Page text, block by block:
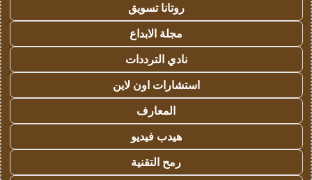
روتانا تسويق
مجلة الابداع
نادي الترددات
استشارات اون لاين
المعارف
هيدب فيديو
رمح التقنية